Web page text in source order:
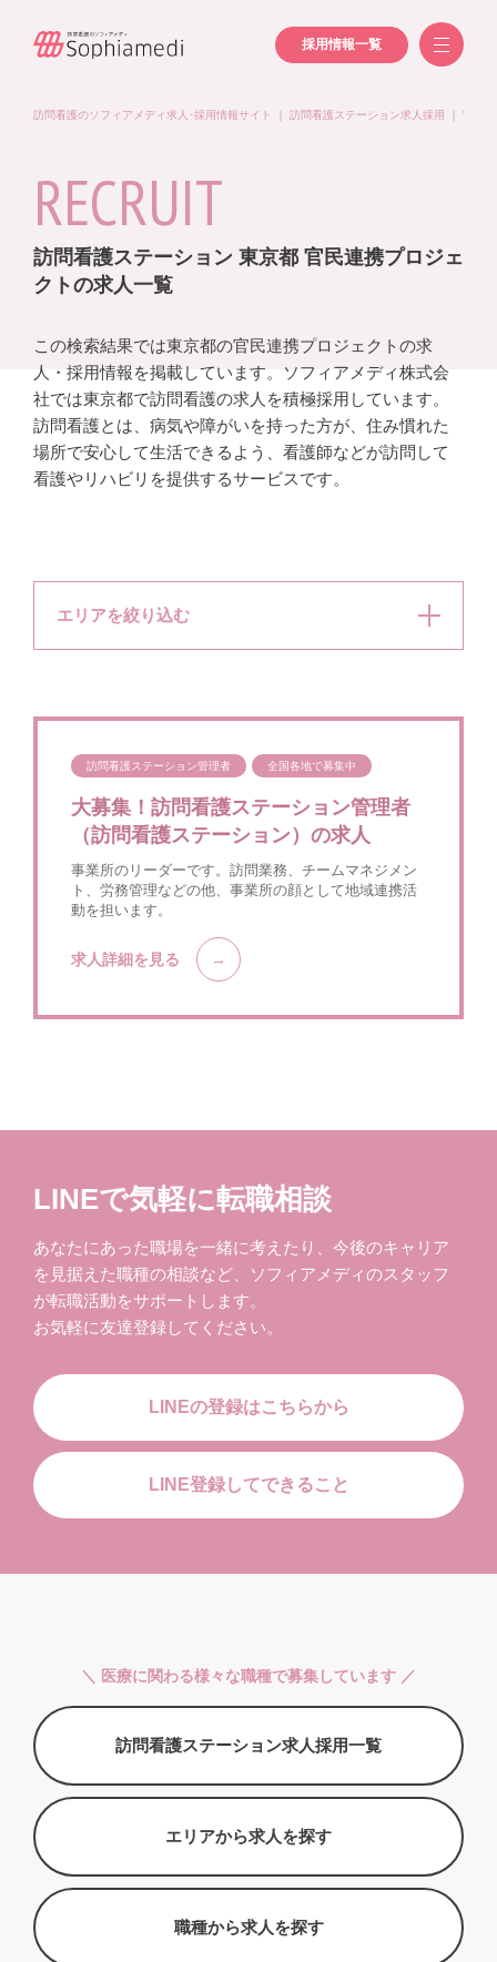
採用情報一覧
訪問看護のソフィアメディ求人･採用情報サイト 訪問看護ステーション求人採用 官民
RECRUIT
訪問看護ステーション 東京都 官民連携プロジェ
クトの求人一覧
この検索結果では東京都の官民連携プロジェクトの求
人・採用情報を掲載しています。ソフィアメディ株式会
社では東京都で訪問看護の求人を積極採用しています。
訪問看護とは、病気や障がいを持った方が、住み慣れた
場所で安心して生活できるよう、看護師などが訪問して
看護やリハビリを提供するサービスです。
エリアを絞り込む
訪問看護ステーション管理者 全国各地で募集中
大募集！訪問看護ステーション管理者
（訪問看護ステーション）の求人
事業所のリーダーです。訪問業務、チームマネジメン
ト、労務管理などの他、事業所の顔として地域連携活
動を担います。
求人詳細を見る
LINEで気軽に転職相談
あなたにあった職場を一緒に考えたり、今後のキャリア
を見据えた職種の相談など、ソフィアメディのスタッフ
が転職活動をサポートします。
お気軽に友達登録してください。
LINEの登録はこちらから
LINE登録してできること
＼ 医療に関わる様々な職種で募集しています ／
訪問看護ステーション求人採用一覧
エリアから求人を探す
職種から求人を探す